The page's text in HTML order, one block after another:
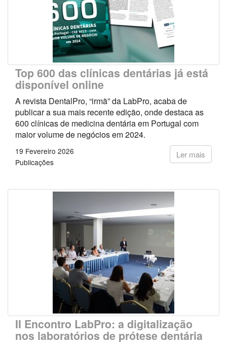
Top 600 das clínicas dentárias já está
disponível online
A revista DentalPro, “irmã” da LabPro, acaba de
publicar a sua mais recente edição, onde destaca as
600 clínicas de medicina dentária em Portugal com
maior volume de negócios em 2024.
Ler mais
19 Fevereiro 2026
Publicações
II Encontro LabPro: a digitalização
nos laboratórios de prótese dentária